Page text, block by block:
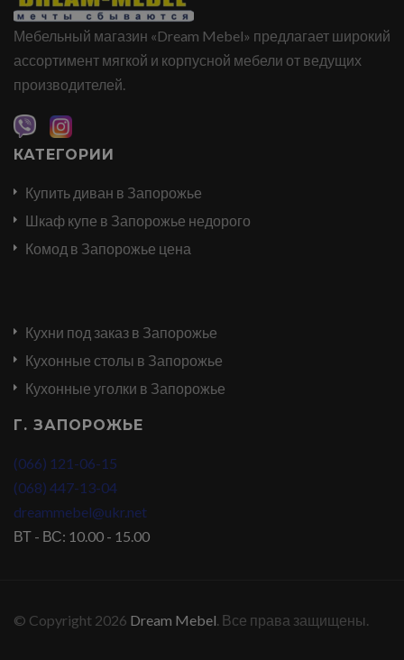
Мебельный магазин «Dream Mebel» предлагает широкий
ассортимент мягкой и корпусной мебели от ведущих
производителей.
КАТЕГОРИИ
Купить диван в Запорожье
Шкаф купе в Запорожье недорого
Комод в Запорожье цена
Кухни под заказ в Запорожье
Кухонные столы в Запорожье
Кухонные уголки в Запорожье
Г. ЗАПОРОЖЬЕ
(066) 121-06-15
(068) 447-13-04
dreammebel@ukr.net
ВТ - ВС: 10.00 - 15.00
© Copyright 2026 Dream Mebel. Все права защищены.